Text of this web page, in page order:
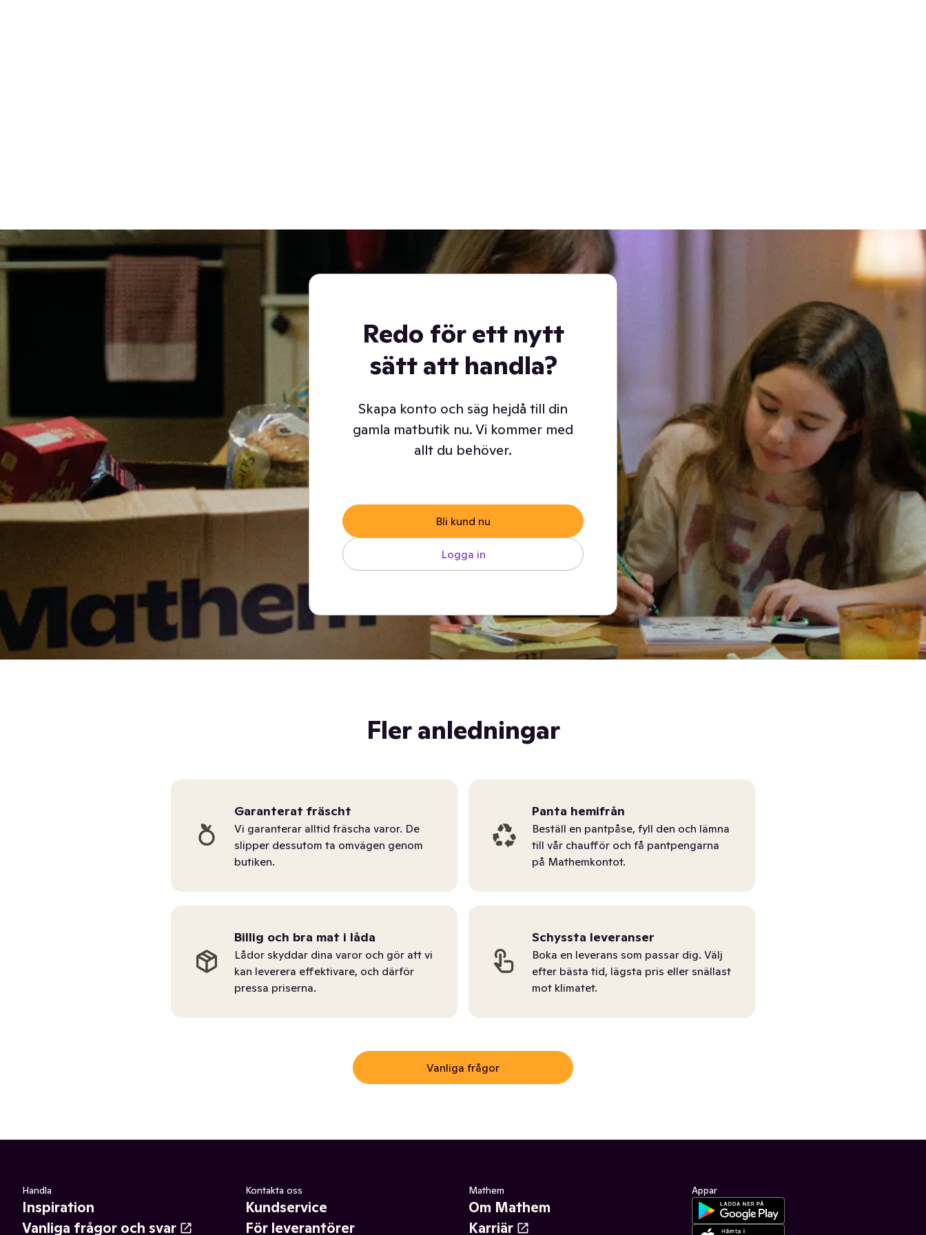
Redo för ett nytt
sätt att handla?
Skapa konto och säg hejdå till din
gamla matbutik nu. Vi kommer med
allt du behöver.
Bli kund nu
Logga in
Fler anledningar
Garanterat fräscht
Vi garanterar alltid fräscha varor. De
slipper dessutom ta omvägen genom
butiken.
Panta hemifrån
Beställ en pantpåse, fyll den och lämna
till vår chaufför och få pantpengarna
på Mathemkontot.
Billig och bra mat i låda
Lådor skyddar dina varor och gör att vi
kan leverera effektivare, och därför
pressa priserna.
Schyssta leveranser
Boka en leverans som passar dig. Välj
efter bästa tid, lägsta pris eller snällast
mot klimatet.
Vanliga frågor
Handla
Inspiration
Vanliga frågor och svar
Kontakta oss
Kundservice
För leverantörer
Mathem
Om Mathem
Karriär
Appar